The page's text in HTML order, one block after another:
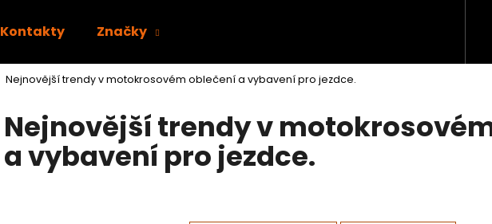
Kontakty Značky
Nejnovější trendy v motokrosovém oblečení a vybavení pro jezdce.
Nejnovější trendy v
a vybavení pro jezdce.
Co potřebujete najít?
HLEDAT